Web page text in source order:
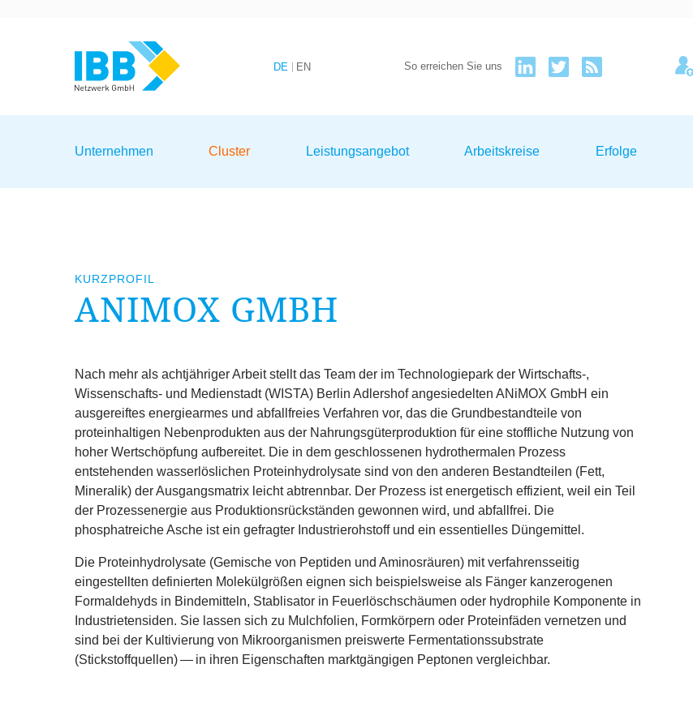
DE EN So erreichen Sie uns
Unternehmen Cluster Leistungsangebot Arbeitskreise Erfolge
KURZPROFIL
ANIMOX GMBH
Nach mehr als achtjähriger Arbeit stellt das Team der im Technologiepark der Wirtschafts‑,
Wissenschafts- und Medienstadt (WISTA) Berlin Adlershof angesiedelten ANiMOX GmbH ein
ausgereiftes energiearmes und abfallfreies Verfahren vor, das die Grundbestandteile von
proteinhaltigen Nebenprodukten aus der Nahrungsgüterproduktion für eine stoffliche Nutzung von
hoher Wertschöpfung aufbereitet. Die in dem geschlossenen hydrothermalen Prozess
entstehenden wasserlöslichen Proteinhydrolysate sind von den anderen Bestandteilen (Fett,
Mineralik) der Ausgangsmatrix leicht abtrennbar. Der Prozess ist energetisch effizient, weil ein Teil
der Prozessenergie aus Produktionsrückständen gewonnen wird, und abfallfrei. Die
phosphatreiche Asche ist ein gefragter Industrierohstoff und ein essentielles Düngemittel.
Die Proteinhydrolysate (Gemische von Peptiden und Aminosräuren) mit verfahrensseitig
eingestellten definierten Molekülgrößen eignen sich beispielsweise als Fänger kanzerogenen
Formaldehyds in Bindemitteln, Stablisator in Feuerlöschschäumen oder hydrophile Komponente in
Industrietensiden. Sie lassen sich zu Mulchfolien, Formkörpern oder Proteinfäden vernetzen und
sind bei der Kultivierung von Mikroorganismen preiswerte Fermentationssubstrate
(Stickstoffquellen) — in ihren Eigenschaften marktgängigen Peptonen vergleichbar.